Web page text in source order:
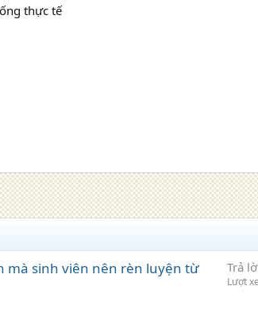
thực tế
mà sinh viên nên rèn luyện từ
Trả
Lượt